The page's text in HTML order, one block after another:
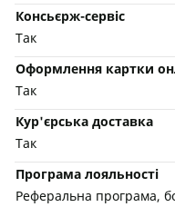
Консьєрж-сервіс
Так
Оформлення картки
Так
Кур'єрська доставка
Так
Програма лояльності
Реферальна програма,